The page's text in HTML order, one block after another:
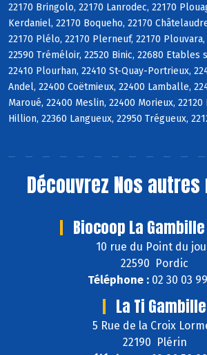
22170 Bringolo, 22170 Lanrodec, 22170
Kerdaniel, 22170 Boqueho, 22170
22170 Plélo, 22170 Plerneuf, 22170
22590 Tréméloir, 22520 Binic, 22680 Etables
22410 Plourhan, 22410 St-Quay-Portrieux,
Andel, 22400 Coëtmieux, 22400 Lamballe,
Maroué, 22400 Meslin, 22400 Morieux, 22120
Hillion, 22360 Langueux, 22950 Trégueux,
Découvrez Nos
Biocoop La
10 rue du Point du
22590 Pordic
Téléphone :02 30 03
La Ti Gambille
5 Rue de la Croix
22190 Plérin